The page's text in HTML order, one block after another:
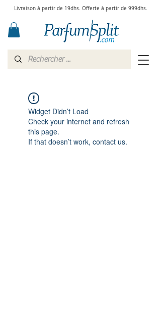
Livraison à partir de 19dhs. Offerte à partir de 999dhs.
Widget Didn’t Load
Check your internet and refresh
this page.
If that doesn’t work, contact us.